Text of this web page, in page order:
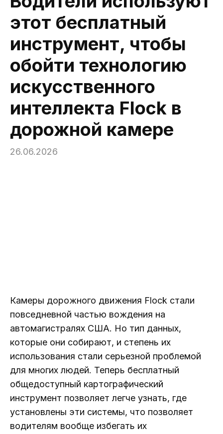
этот бесплатный
инструмент, чтобы
обойти технологию
искусственного
интеллекта Flock в
дорожной камере
26.06.2026
Камеры дорожного движения Flock стали
повседневной частью вождения на
автомагистралях США. Но тип данных,
которые они собирают, и степень их
использования стали серьезной проблемой
для многих людей. Теперь бесплатный
общедоступный картографический
инструмент позволяет легче узнать, где
установлены эти системы, что позволяет
водителям вообще избегать их